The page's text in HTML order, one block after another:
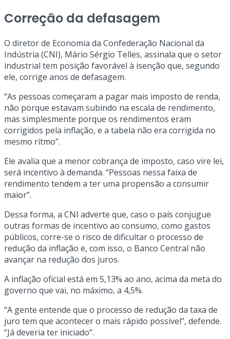
Correção da defasagem
O diretor de Economia da Confederação Nacional da
Indústria (CNI), Mário Sérgio Telles, assinala que o setor
industrial tem posição favorável à isenção que, segundo
ele, corrige anos de defasagem.
“As pessoas começaram a pagar mais imposto de renda,
não porque estavam subindo na escala de rendimento,
mas simplesmente porque os rendimentos eram
corrigidos pela inflação, e a tabela não era corrigida no
mesmo ritmo”.
Ele avalia que a menor cobrança de imposto, caso vire lei,
será incentivo à demanda. “Pessoas nessa faixa de
rendimento tendem a ter uma propensão a consumir
maior”.
Dessa forma, a CNI adverte que, caso o país conjugue
outras formas de incentivo ao consumo, como gastos
públicos, corre-se o risco de dificultar o processo de
redução da inflação e, com isso, o Banco Central não
avançar na redução dos juros.
A inflação oficial está em 5,13% ao ano, acima da meta do
governo que vai, no máximo, a 4,5%.
“A gente entende que o processo de redução da taxa de
juro tem que acontecer o mais rápido possível”, defende.
“Já deveria ter iniciado”.